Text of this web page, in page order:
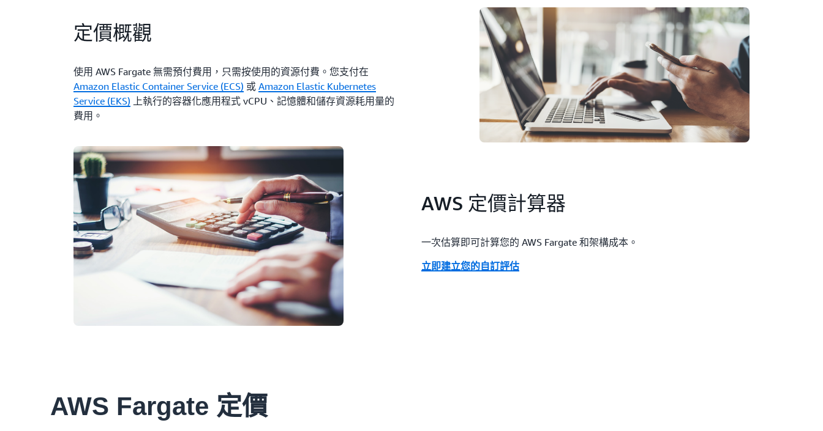
定價概觀
使用 AWS Fargate 無需預付費用，只需按使用的資源付費。您支付在
Amazon Elastic Container Service (ECS) 或Amazon Elastic Kubernetes
Service (EKS) 上執行的容器化應用程式 vCPU、記憶體和儲存資源耗用量的
費用。
AWS 定價計算器
一次估算即可計算您的 AWS Fargate 和架構成本。
立即建立您的自訂評估
AWS Fargate 定價